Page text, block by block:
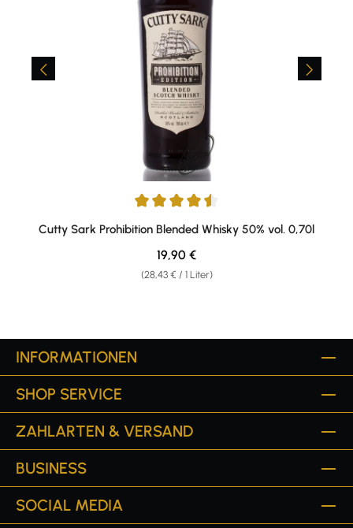
Durchschnittliche Bewertung von 4.59 von 5 Sternen
Cutty Sark Prohibition Blended Whisky 50% vol. 0,70l
(28,43 € / 1 Liter)
Regulärer Preis:
19,90 €
INFORMATIONEN
SHOP SERVICE
ZAHLARTEN & VERSAND
BUSINESS
SOCIAL MEDIA